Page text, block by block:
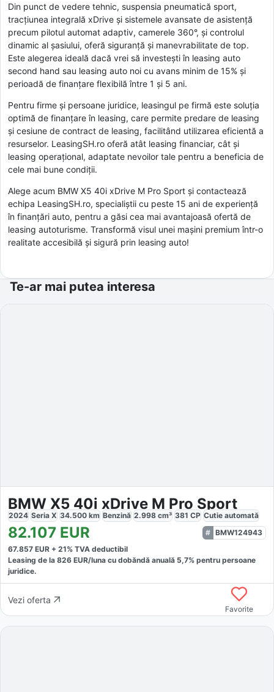
Din punct de vedere tehnic, suspensia pneumatică sport,
tracțiunea integrală xDrive și sistemele avansate de asistență
precum pilotul automat adaptiv, camerele 360°, și controlul
dinamic al șasiului, oferă siguranță și manevrabilitate de top.
Este alegerea ideală dacă vrei să investești în leasing auto
second hand sau leasing auto noi cu avans minim de 15% și
perioadă de finanțare flexibilă între 1 și 5 ani.
Pentru firme și persoane juridice, leasingul pe firmă este soluția
optimă de finanțare în leasing, care permite predare de leasing
și cesiune de contract de leasing, facilitând utilizarea eficientă a
resurselor. LeasingSH.ro oferă atât leasing financiar, cât și
leasing operațional, adaptate nevoilor tale pentru a beneficia de
cele mai bune condiții.
Alege acum BMW X5 40i xDrive M Pro Sport și contactează
echipa LeasingSH.ro, specialiștii cu peste 15 ani de experiență
în finanțări auto, pentru a găsi cea mai avantajoasă ofertă de
leasing autoturisme. Transformă visul unei mașini premium într-o
realitate accesibilă și sigură prin leasing auto!
Te-ar mai putea interesa
BMW X5 40i xDrive M Pro Sport
2024 Seria X 34.500 km Benzină 2.998 cm³ 381 CP Cutie automată
82.107 EUR
BMW124943
67.857 EUR + 21% TVA deductibil
Leasing de la 826 EUR/luna cu dobăndă anuală 5,7% pentru persoane
juridice.
Vezi oferta
Favorite